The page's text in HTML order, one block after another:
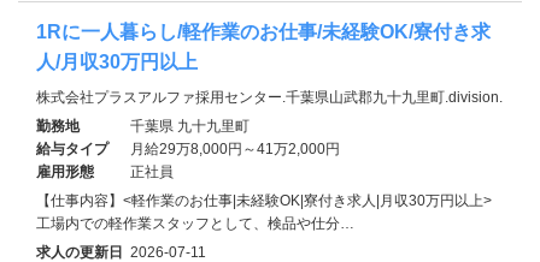
1Rに一人暮らし/軽作業のお仕事/未経験OK/寮付き求
人/月収30万円以上
株式会社プラスアルファ採用センター.千葉県山武郡九十九里町.division.
勤務地
千葉県 九十九里町
給与タイプ
月給29万8,000円～41万2,000円
雇用形態
正社員
【仕事内容】<軽作業のお仕事|未経験OK|寮付き求人|月収30万円以上>
工場内での軽作業スタッフとして、検品や仕分…
求人の更新日 2026-07-11